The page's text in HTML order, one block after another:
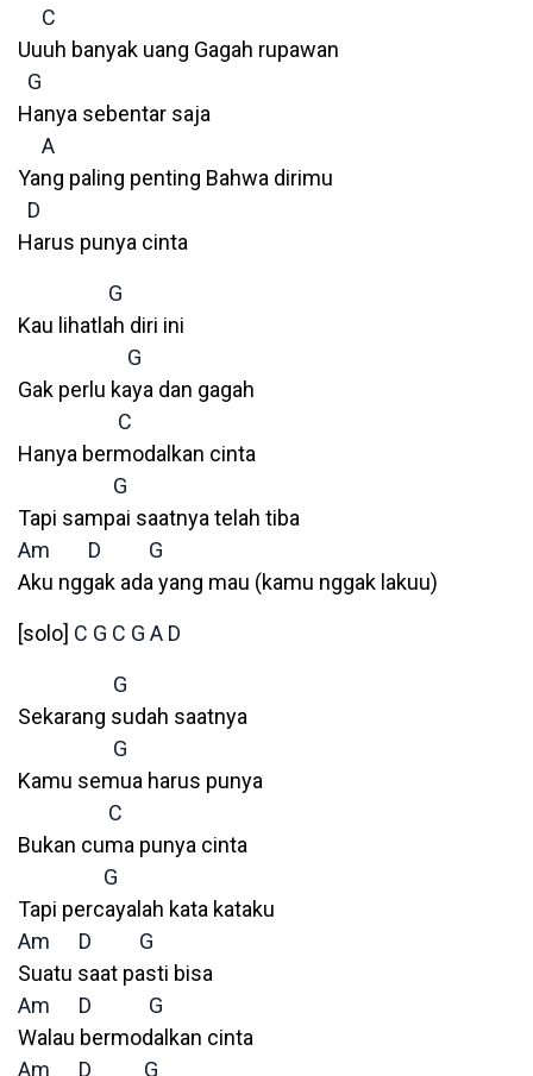
C
Uuuh banyak uang Gagah rupawan
G
Hanya sebentar saja
A
Yang paling penting Bahwa dirimu
D
Harus punya cinta
G
Kau lihatlah diri ini
G
Gak perlu kaya dan gagah
C
Hanya bermodalkan cinta
G
Tapi sampai saatnya telah tiba
Am
D
G
Aku nggak ada yang mau (kamu nggak lakuu)
[solo] C G C G A D
G
Sekarang sudah saatnya
G
Kamu semua harus punya
C
Bukan cuma punya cinta
G
Tapi percayalah kata kataku
Am
D
G
Suatu saat pasti bisa
Am
D
G
Walau bermodalkan cinta
Am
D G